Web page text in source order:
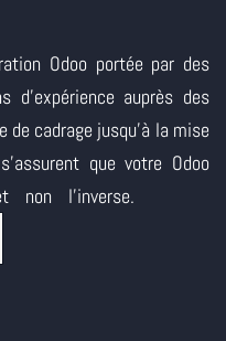
Odoo portée par des
d'expérience auprès des
de cadrage jusqu'à la mise
que votre Odoo
non l'inverse.